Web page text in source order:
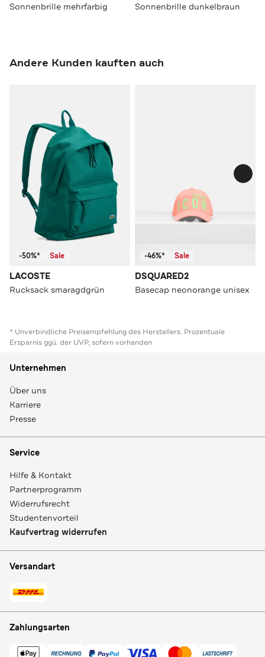
Sonnenbrille mehrfarbig Sonnenbrille dunkelbraun
Andere Kunden kauften auch
-50%* Sale
LACOSTE
Rucksack smaragdgrün
-46%* Sale
DSQUARED2
Basecap neonorange unisex
* Unverbindliche Preisempfehlung des Herstellers. Prozentuale
Ersparnis ggü. der UVP, sofern vorhanden
Unternehmen
Über uns
Karriere
Presse
Service
Hilfe & Kontakt
Partnerprogramm
Widerrufsrecht
Studentenvorteil
Kaufvertrag widerrufen
Versandart
Zahlungsarten